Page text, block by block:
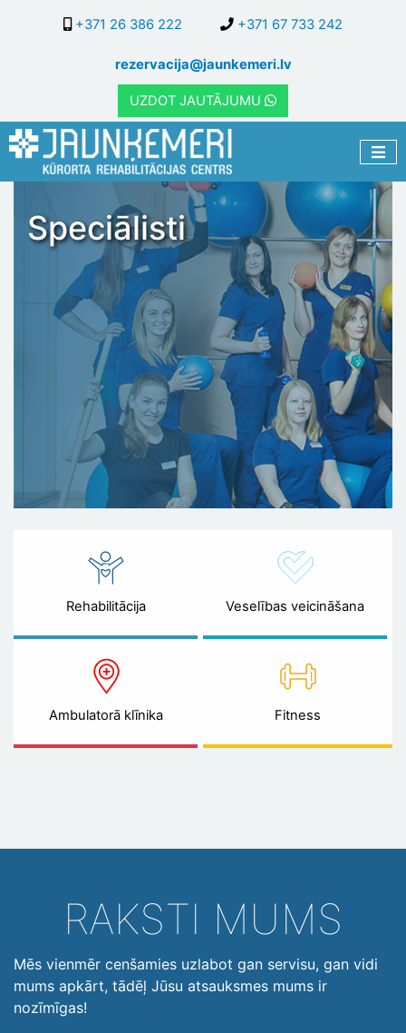
galveno
saturu
+371 26 386 222 +371 67 733 242
rezervacija@jaunkemeri.lv
UZDOT JAUTĀJUMU
Speciālisti
Rehabilitācija Veselības veicināšana
Ambulatorā klīnika Fitness
RAKSTI MUMS
Mēs vienmēr cenšamies uzlabot gan servisu, gan vidi
mums apkārt, tādēļ Jūsu atsauksmes mums ir
nozīmīgas!